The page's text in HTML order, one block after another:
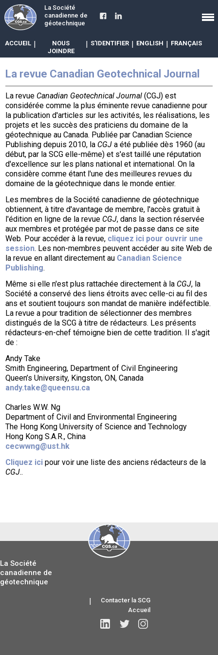
La Société
canadienne de
géotechnique
ACCUEIL |
NOUS
JOINDRE
| S'IDENTIFIER | ENGLISH | FRANÇAIS
La revue Canadian Geotechnical Journal
La revue Canadian Geotechnical Journal (CGJ) est
considérée comme la plus éminente revue canadienne pour
la publication d'articles sur les activités, les réalisations, les
projets et les succès des praticiens du domaine de la
géotechnique au Canada. Publiée par Canadian Science
Publishing depuis 2010, la CGJ a été publiée dès 1960 (au
début, par la SCG elle-même) et s'est taillé une réputation
d'excellence sur les plans national et international. On la
considère comme étant l'une des meilleures revues du
domaine de la géotechnique dans le monde entier.
Les membres de la Société canadienne de géotechnique
obtiennent, à titre d'avantage de membre, l'accès gratuit à
l'édition en ligne de la revue CGJ, dans la section réservée
aux membres et protégée par mot de passe dans ce site
Web. Pour accéder à la revue, cliquez ici pour ouvrir une
session. Les non-membres peuvent accéder au site Web de
la revue en allant directement au Canadian Science
Publishing.
Même si elle n'est plus rattachée directement à la CGJ, la
Société a conservé des liens étroits avec celle-ci au fil des
ans et soutient toujours son mandat de manière indéfectible.
La revue a pour tradition de sélectionner des membres
distingués de la SCG à titre de rédacteurs. Les présents
rédacteurs-en-chef témoigne bien de cette tradition. Il s'agit
de :
Andy Take
Smith Engineering, Department of Civil Engineering
Queen’s University, Kingston, ON, Canada
andy.take@queensu.ca
Charles W.W. Ng
Department of Civil and Environmental Engineering
The Hong Kong University of Science and Technology
Hong Kong S.A.R., China
cecwwng@ust.hk
Cliquez ici pour voir une liste des anciens rédacteurs de la
CGJ..
La Société
canadienne de
géotechnique
Contacter la SCG
|
Accueil